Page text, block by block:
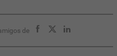
de